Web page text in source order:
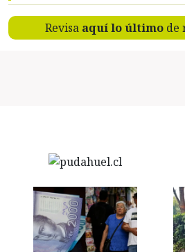
Revisa aquí lo últimode